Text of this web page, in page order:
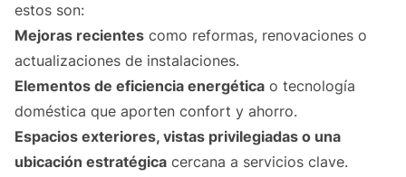
estos son:
Mejoras recientes como reformas, renovaciones o
actualizaciones de instalaciones.
Elementos de eficiencia energética o tecnología
doméstica que aporten confort y ahorro.
Espacios exteriores, vistas privilegiadas o una
ubicación estratégica cercana a servicios clave.